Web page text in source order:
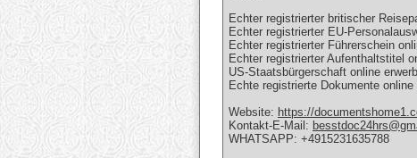
Echter registrierter britischer
Echter registrierter EU-
Echter registrierter Führerschein
Echter registrierter Aufenthaltstitel
US-Staatsbürgerschaft online
Echte registrierte Dokumente online
Website: https://
Kontakt-E-Mail:
WHATSAPP: +4915231635788